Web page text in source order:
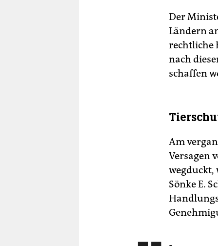
Der
Ländern
rechtliche
nach
schaffen
Am
Versagen
wegduckt,
Sönke E.